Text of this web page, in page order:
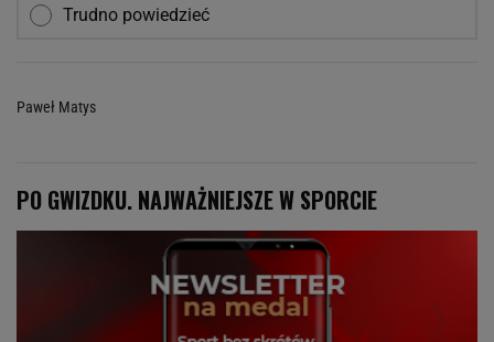
Trudno powiedzieć
Paweł Matys